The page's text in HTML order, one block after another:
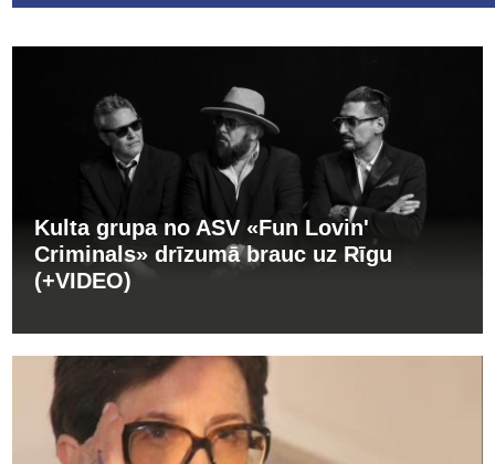
Kulta grupa no ASV «Fun Lovin'
Criminals» drīzumā brauc uz Rīgu
(+VIDEO)